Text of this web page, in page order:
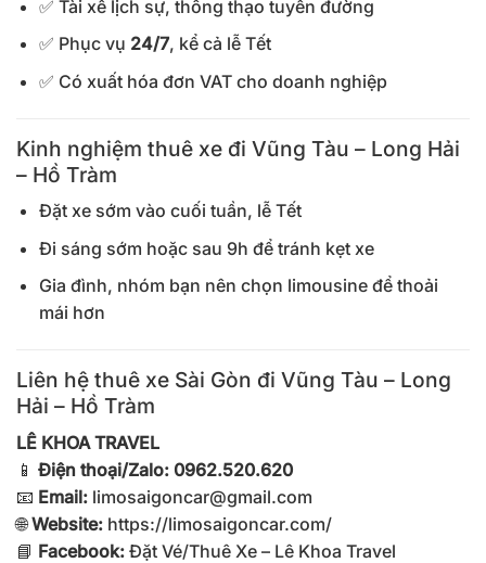
✅ Tài xế lịch sự, thông thạo tuyến đường
✅ Phục vụ 24/7, kể cả lễ Tết
✅ Có xuất hóa đơn VAT cho doanh nghiệp
Kinh nghiệm thuê xe đi Vũng Tàu – Long Hải
– Hồ Tràm
Đặt xe sớm vào cuối tuần, lễ Tết
Đi sáng sớm hoặc sau 9h để tránh kẹt xe
Gia đình, nhóm bạn nên chọn limousine để thoải
mái hơn
Liên hệ thuê xe Sài Gòn đi Vũng Tàu – Long
Hải – Hồ Tràm
LÊ KHOA TRAVEL
📱 Điện thoại/Zalo: 0962.520.620
📧 Email: limosaigoncar@gmail.com
🌐Website: https://limosaigoncar.com/
📘 Facebook: Đặt Vé/Thuê Xe – Lê Khoa Travel